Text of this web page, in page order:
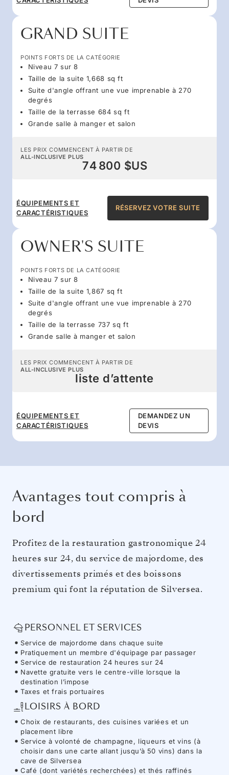
GRAND SUITE
POINTS FORTS DE LA CATÉGORIE
Niveau 7 sur 8
Taille de la suite 1,668 sq ft
Suite d'angle offrant une vue imprenable à 270
degrés
Taille de la terrasse 684 sq ft
Grande salle à manger et salon
LES PRIX COMMENCENT À PARTIR DE
ALL-INCLUSIVE PLUS
74 800 $US
ÉQUIPEMENTS ET
CARACTÉRISTIQUES
RÉSERVEZ VOTRE SUITE
OWNER'S SUITE
POINTS FORTS DE LA CATÉGORIE
Niveau 7 sur 8
Taille de la suite 1,867 sq ft
Suite d'angle offrant une vue imprenable à 270
degrés
Taille de la terrasse 737 sq ft
Grande salle à manger et salon
LES PRIX COMMENCENT À PARTIR DE
ALL-INCLUSIVE PLUS
liste d’attente
ÉQUIPEMENTS ET
CARACTÉRISTIQUES
DEMANDEZ UN
DEVIS
Avantages tout compris à
bord
Profitez de la restauration gastronomique 24
heures sur 24, du service de majordome, des
divertissements primés et des boissons
premium qui font la réputation de Silversea.
PERSONNEL ET SERVICES
Service de majordome dans chaque suite
Pratiquement un membre d'équipage par passager
Service de restauration 24 heures sur 24
Navette gratuite vers le centre-ville lorsque la
destination l’impose
Taxes et frais portuaires
LOISIRS À BORD
Choix de restaurants, des cuisines variées et un
placement libre
Service à volonté de champagne, liqueurs et vins (à
choisir dans une carte allant jusqu’à 50 vins) dans la
cave de Silversea
Café (dont variétés recherchées) et thés raffinés